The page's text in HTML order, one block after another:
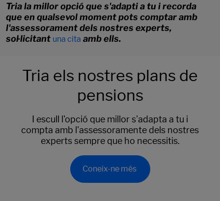
Tria la millor opció que s'adapti a tu i recorda
que en qualsevol moment pots comptar amb
l'assessorament dels nostres experts,
sol·licitant una cita amb ells.
Tria els nostres plans de
pensions
I escull l'opció que millor s'adapta a tu i
compta amb l'assessoramente dels nostres
experts sempre que ho necessitis.
Coneix-ne més